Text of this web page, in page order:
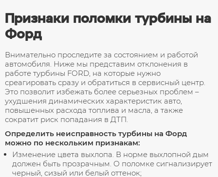
Признаки поломки турбины на
Форд
Внимательно проследите за состоянием и работой
автомобиля. Ниже мы представим отклонения в
работе турбины FORD, на которые нужно
среагировать сразу и обратиться в сервисный центр.
Это позволит избежать более серьезных проблем –
ухудшения динамических характеристик авто,
повышенных расхода топлива и масла, а также
сократит риск попадания в ДТП.
Определить неисправность турбины на Форд
можно по нескольким признакам:
Изменение цвета выхлопа. В норме выхлопной дым
должен быть прозрачным. О поломке сигнализирует
черный, сизый или белый оттенок;